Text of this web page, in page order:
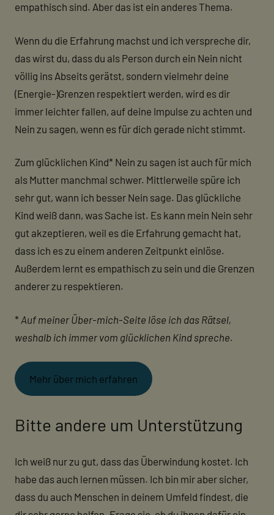
empathisch sind. Aber das ist ein anderes Thema.
Wenn du die Erfahrung machst und ich verspreche dir,
das wirst du, dass du als Person durch ein Nein nicht
völlig ins Abseits gerätst, sondern vielmehr deine
(Energie-)Grenzen respektiert werden, wird es dir
immer leichter fallen, auf deine Impulse zu achten und
Nein zu sagen, wenn es für dich gerade nicht stimmt.
Zum glücklichen Kind* Nein zu sagen ist auch für mich
als Mutter manchmal schwer. Mittlerweile spüre ich
sehr gut, wann ich besser Nein sage. Das glückliche
Kind weiß dann, was Sache ist. Es kann mein Nein sehr
gut akzeptieren, weil es die Erfahrung gemacht hat,
dass ich es zu einem anderen Zeitpunkt einlöse.
Außerdem lernt es empathisch zu sein und die Grenzen
anderer zu respektieren.
* Auf meiner Über-mich-Seite löse ich das Rätsel,
weshalb ich immer vom glücklichen Kind spreche.
Mehr über mich erfahren
Bitte andere um Unterstützung
Ich weiß nur zu gut, dass das Überwindung kostet. Ich
habe das auch lernen müssen. Ich bin mir aber sicher,
dass du auch Menschen in deinem Umfeld findest, die